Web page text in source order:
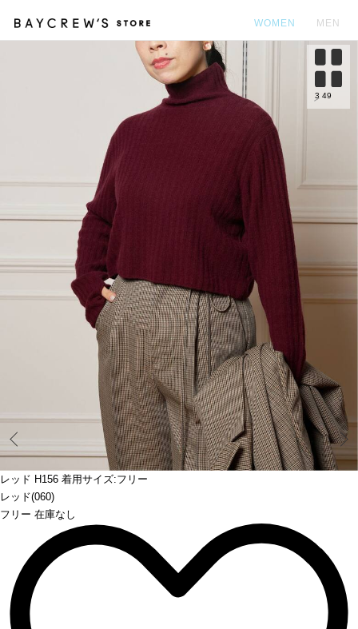
WOMEN MEN
レッド H156 着用サイズ:フリー
レッド(060)
フリー 在庫なし
3 49